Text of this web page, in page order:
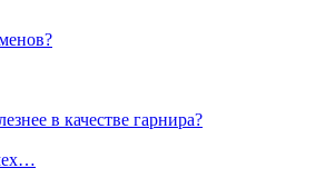
в качестве гарнира?